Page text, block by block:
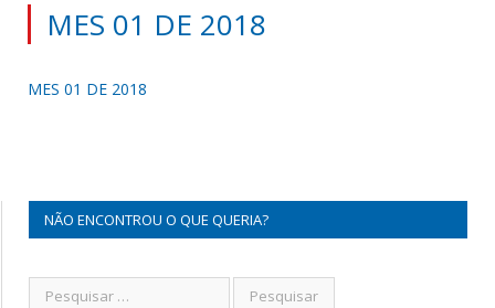
MES 01 DE 2018
MES 01 DE 2018
NÃO ENCONTROU O QUE QUERIA?